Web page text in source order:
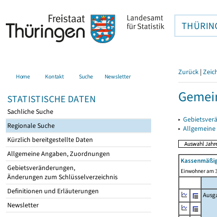
Home Kontakt Suche Newsletter
STATISTISCHE DATEN
Sachliche Suche
Regionale Suche
Kürzlich bereitgestellte Daten
Allgemeine Angaben, Zuordnungen
Gebietsveränderungen,
Änderungen zum Schlüsselverzeichnis
Definitionen und Erläuterungen
Newsletter
Zurück |
▸
▸
Einwohner am